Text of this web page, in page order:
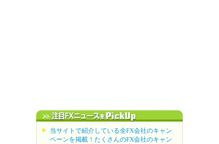
当サイトで紹介している全FX会社のキャン
ペーンを掲載！たくさんのFX会社のキャン